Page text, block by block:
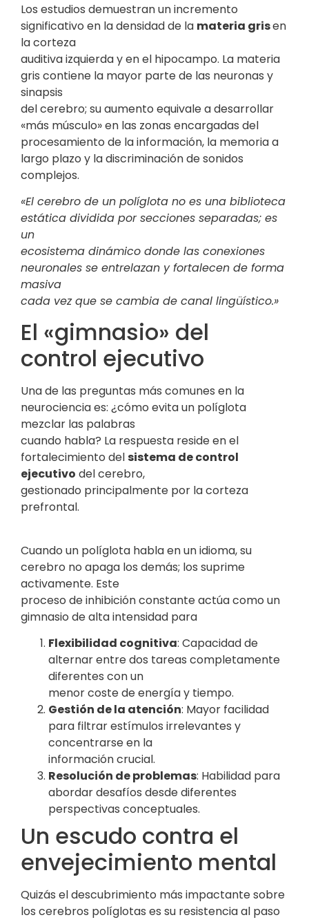
Los estudios demuestran un incremento
significativo en la densidad de la materia grisen
la corteza
auditiva izquierda y en el hipocampo. La materia
gris contiene la mayor parte de las neuronas y
sinapsis
del cerebro; su aumento equivale a desarrollar
«más músculo» en las zonas encargadas del
procesamiento de la información, la memoria a
largo plazo y la discriminación de sonidos
complejos.
«El cerebro de un políglota no es una biblioteca
estática dividida por secciones separadas; es
un
ecosistema dinámico donde las conexiones
neuronales se entrelazan y fortalecen de forma
masiva
cada vez que se cambia de canal lingüístico.»
El «gimnasio» del
control ejecutivo
Una de las preguntas más comunes en la
neurociencia es: ¿cómo evita un políglota
mezclar las palabras
cuando habla? La respuesta reside en el
fortalecimiento del sistema de control
ejecutivo del cerebro,
gestionado principalmente por la corteza
prefrontal.
Cuando un políglota habla en un idioma, su
cerebro no apaga los demás; los suprime
activamente. Este
proceso de inhibición constante actúa como un
gimnasio de alta intensidad para
Flexibilidad cognitiva: Capacidad de
alternar entre dos tareas completamente
diferentes con un
menor coste de energía y tiempo.
Gestión de la atención: Mayor facilidad
para filtrar estímulos irrelevantes y
concentrarse en la
información crucial.
Resolución de problemas: Habilidad para
abordar desafíos desde diferentes
perspectivas conceptuales.
Un escudo contra el
envejecimiento mental
Quizás el descubrimiento más impactante sobre
los cerebros políglotas es su resistencia al paso